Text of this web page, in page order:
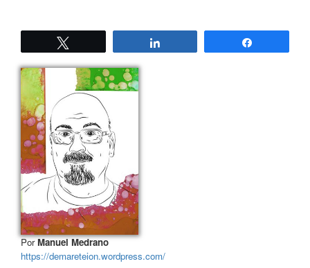
PorManuel Medrano
https://demareteion.wordpress.com/